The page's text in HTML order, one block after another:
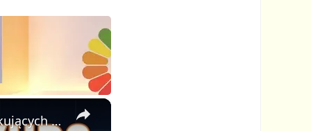
×
🎓 Jak Stworzyć Kurs Online od Zera — Pełny Tutorial dla Początkujących (Rejestracji do Publikacji)